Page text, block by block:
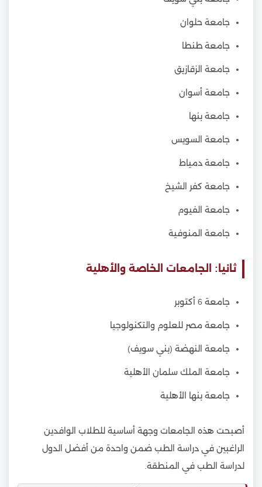
جامعة حلوان
جامعة طنطا
جامعة الزقازيق
جامعة أسوان
جامعة بنها
جامعة السويس
جامعة دمياط
جامعة كفر الشيخ
جامعة الفيوم
جامعة المنوفية
ثانيا: الجامعات الخاصة والأهلية
جامعة 6 أكتوبر
جامعة مصر للعلوم والتكنولوجيا
جامعة النهضة (بني سويف)
جامعة الملك سلمان الأهلية
جامعة بنها الأهلية
أصبحت هذه الجامعات وجهة أساسية للطلاب الوافدين
الراغبين في دراسة الطب ضمن واحدة من أفضل الدول
لدراسة الطب في المنطقة.